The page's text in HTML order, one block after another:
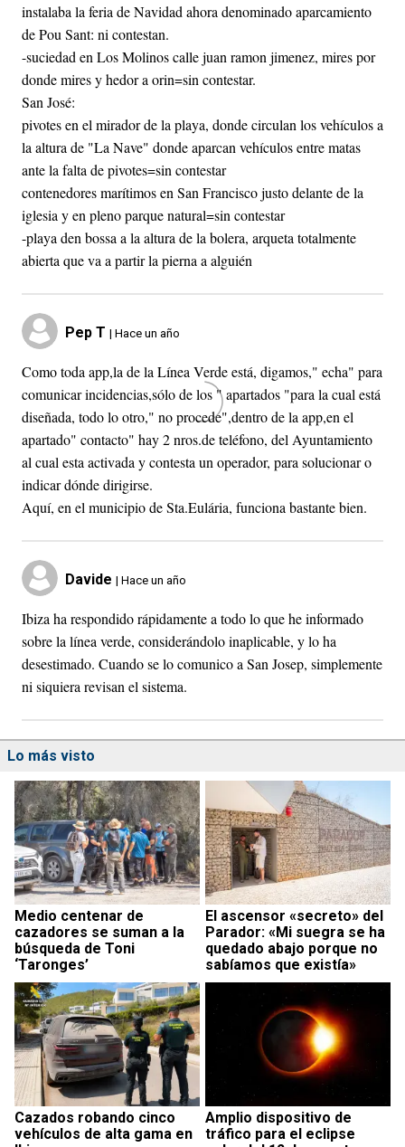
instalaba la feria de Navidad ahora denominado aparcamiento
de Pou Sant: ni contestan.
-suciedad en Los Molinos calle juan ramon jimenez, mires por
donde mires y hedor a orin=sin contestar.
San José:
pivotes en el mirador de la playa, donde circulan los vehículos a
la altura de "La Nave" donde aparcan vehículos entre matas
ante la falta de pivotes=sin contestar
contenedores marítimos en San Francisco justo delante de la
iglesia y en pleno parque natural=sin contestar
-playa den bossa a la altura de la bolera, arqueta totalmente
abierta que va a partir la pierna a alguién
Pep T | Hace un año
Como toda app,la de la Línea Verde está, digamos," echa" para
comunicar incidencias,sólo de los " apartados "para la cual está
diseñada, todo lo otro," no procede",dentro de la app,en el
apartado" contacto" hay 2 nros.de teléfono, del Ayuntamiento
al cual esta activada y contesta un operador, para solucionar o
indicar dónde dirigirse.
Aquí, en el municipio de Sta.Eulária, funciona bastante bien.
Davide | Hace un año
Ibiza ha respondido rápidamente a todo lo que he informado
sobre la línea verde, considerándolo inaplicable, y lo ha
desestimado. Cuando se lo comunico a San Josep, simplemente
ni siquiera revisan el sistema.
Lo más visto
Medio centenar de
cazadores se suman a la
búsqueda de Toni
‘Taronges’
El ascensor «secreto» del
Parador: «Mi suegra se ha
quedado abajo porque no
sabíamos que existía»
Cazados robando cinco
vehículos de alta gama en
Amplio dispositivo de
tráfico para el eclipse